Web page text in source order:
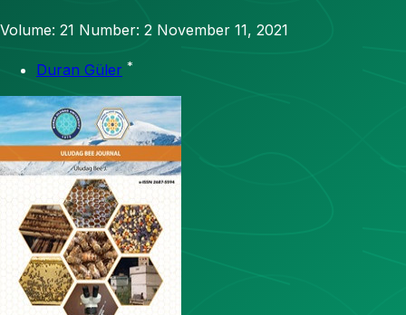
Volume: 21 Number: 2 November 11, 2021
Duran Güler *